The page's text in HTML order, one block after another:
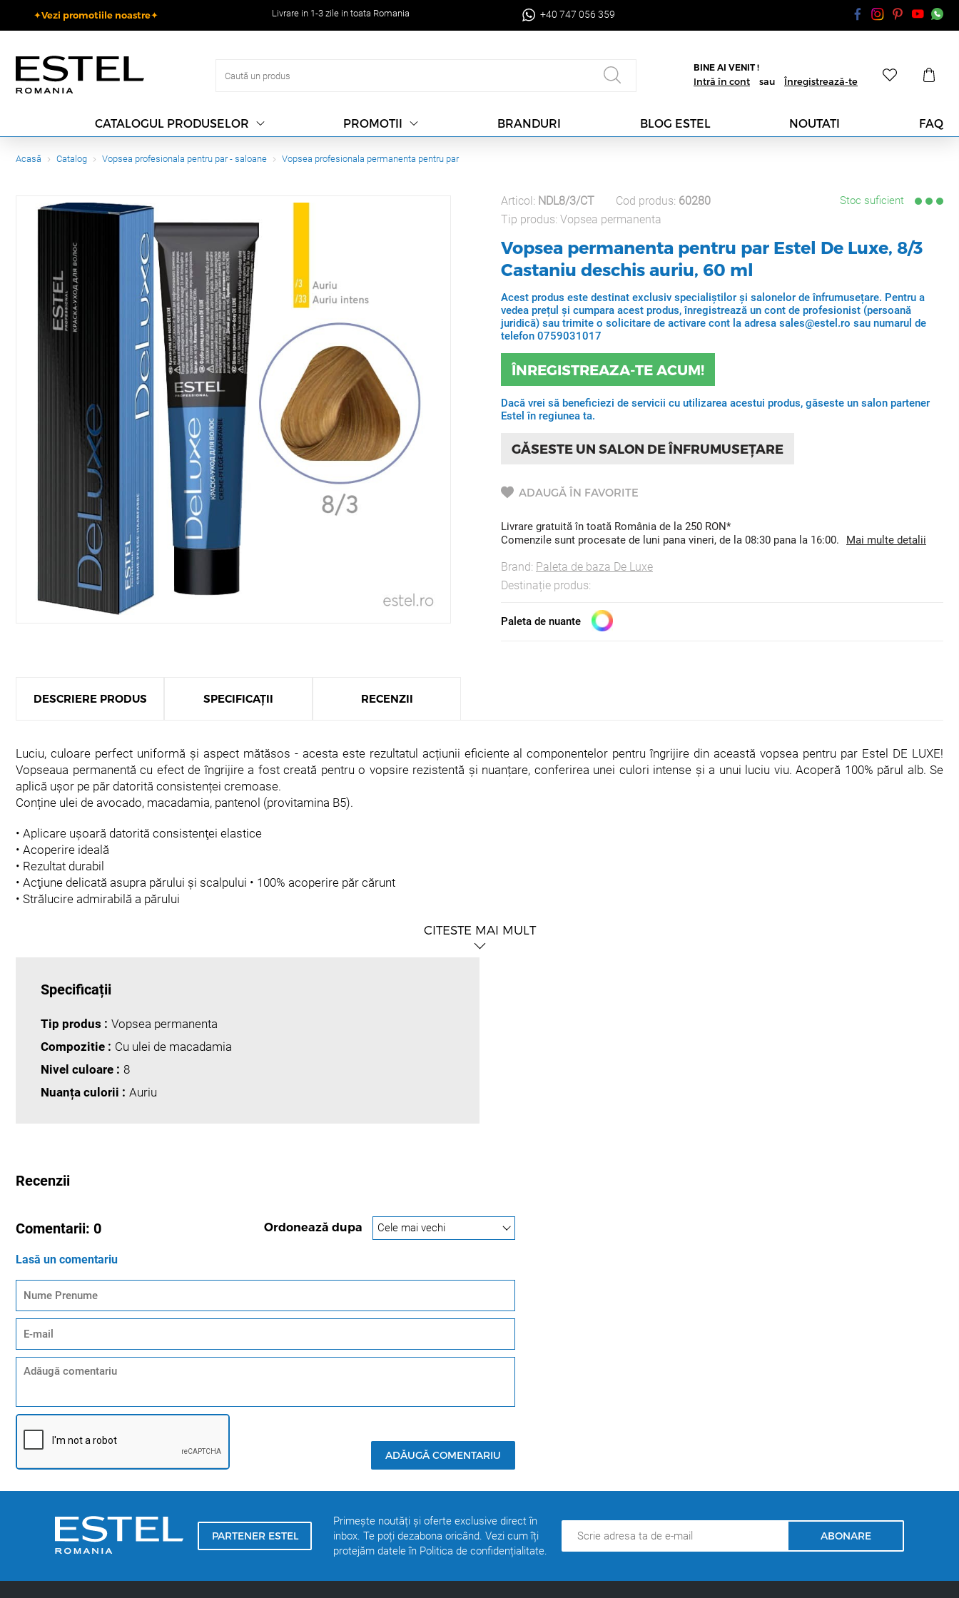
✦Vezi promotiile noastre✦ Livrare in 1-3 zile in toata Romania +40 747 056 359
BINE AI VENIT !
Intră în cont sau Înregistrează-te
CATALOGUL PRODUSELOR PROMOTII BRANDURI BLOG ESTEL NOUTATI FAQ
Acasă Catalog Vopsea profesionala pentru par - saloane Vopsea profesionala permanenta pentru par
Stoc suficient
Articol: NDL8/3/CT Cod produs: 60280
Tip produs: Vopsea permanenta
Vopsea permanenta pentru par Estel De Luxe, 8/3
Castaniu deschis auriu, 60 ml
Acest produs este destinat exclusiv specialiștilor și salonelor de înfrumusețare. Pentru a
vedea prețul și cumpara acest produs, înregistrează un cont de profesionist (persoană
juridică) sau trimite o solicitare de activare cont la adresa sales@estel.ro sau numarul de
telefon 0759031017
ÎNREGISTREAZA-TE ACUM!
Dacă vrei să beneficiezi de servicii cu utilizarea acestui produs, găseste un salon partener
Estel în regiunea ta.
GĂSESTE UN SALON DE ÎNFRUMUSEȚARE
ADAUGĂ ÎN FAVORITE
Livrare gratuită în toată România de la 250 RON*
Comenzile sunt procesate de luni pana vineri, de la 08:30 pana la 16:00.
Mai multe detalii
Brand: Paleta de baza De Luxe
Destinație produs:
Paleta de nuante
DESCRIERE PRODUS SPECIFICAȚII RECENZII
Luciu, culoare perfect uniformă și aspect mătăsos - acesta este rezultatul acțiunii eficiente al componentelor pentru îngrijire din această vopsea pentru par Estel DE LUXE!
Vopseaua permanentă cu efect de îngrijire a fost creată pentru o vopsire rezistentă și nuanțare, conferirea unei culori intense și a unui luciu viu. Acoperă 100% părul alb. Se
aplică ușor pe păr datorită consistenței cremoase.
Conține ulei de avocado, macadamia, pantenol (prоvitamina B5).
• Aplicare uşoară datorită consistenţei elastice
• Acoperire ideală
• Rezultat durabil
• Acţiune delicată asupra părului şi scalpului • 100% acoperire păr cărunt
• Strălucire admirabilă a părului
Utilizare: Se amestecă cu oxidanții DE LUXE 3%, 6%, 9% 1:1 și cu activatorul DE LUXE 1,5% 1:2.
CITESTE MAI MULT
Specificații
Tip produs : Vopsea permanenta
Compozitie : Cu ulei de macadamia
Nivel culoare : 8
Nuanța culorii : Auriu
Recenzii
Comentarii: 0 Ordonează dupa
Lasă un comentariu
ADĂUGĂ COMENTARIU
PARTENER ESTEL
Primește noutăți și oferte exclusive direct în
inbox. Te poți dezabona oricând. Vezi cum îți
protejăm datele în Politica de confidențialitate.
ABONARE